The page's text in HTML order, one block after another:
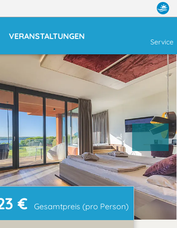
VERANSTALTUNGEN
Service
€ Gesamtpreis (pro Person)